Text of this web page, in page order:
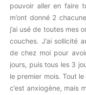
pouvoir aller en faire
m’ont donné 2
j’ai usé de toutes mes
couches. J’ai sollicité
de chez moi pour
jours, puis tous les 3
le premier mois. Tout
c’est anxiogène, mais